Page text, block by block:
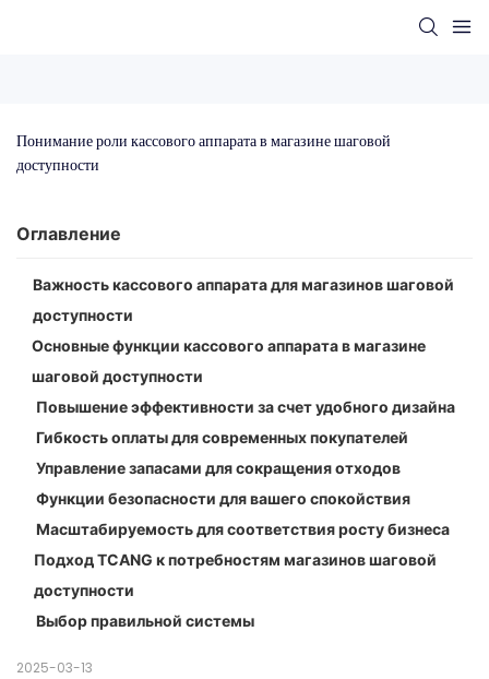
Понимание роли кассового аппарата в магазине шаговой
доступности
Оглавление
Важность кассового аппарата для магазинов шаговой
доступности
Основные функции кассового аппарата в магазине
шаговой доступности
Повышение эффективности за счет удобного дизайна
Гибкость оплаты для современных покупателей
Управление запасами для сокращения отходов
Функции безопасности для вашего спокойствия
Масштабируемость для соответствия росту бизнеса
Подход TCANG к потребностям магазинов шаговой
доступности
Выбор правильной системы
2025-03-13